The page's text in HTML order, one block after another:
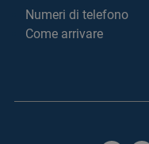
Numeri di telefono
Come arrivare